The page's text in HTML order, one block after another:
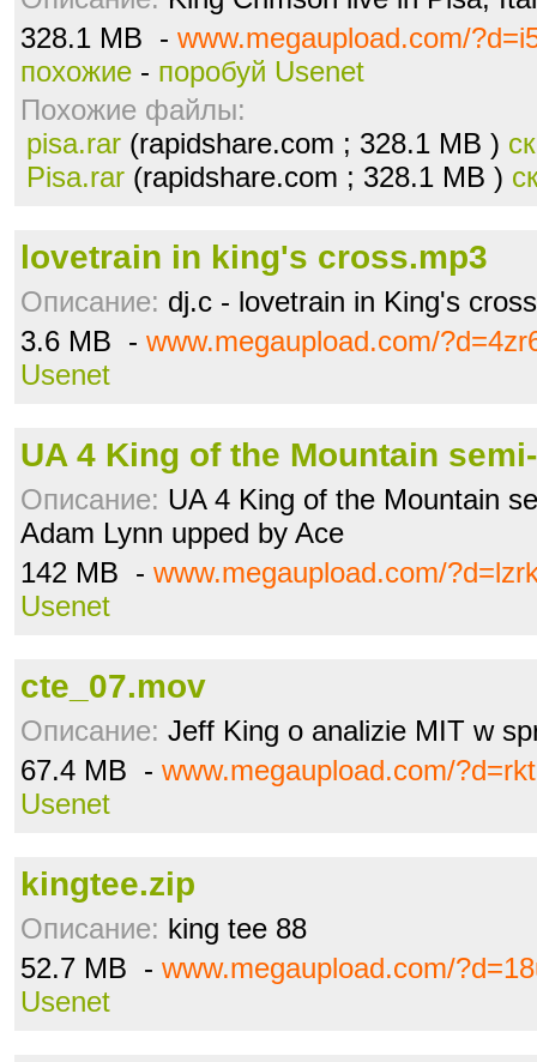
328.1 MB - www.megaupload.com/
похожие - поробуй Usenet
Похожие файлы:
pisa.rar (rapidshare.com ; 328.1 MB )
Pisa.rar (rapidshare.com ; 328.1 MB )
lovetrain in king's cross.mp3
Описание: dj.c - lovetrain in King's cross
3.6 MB - www.megaupload.com/
Usenet
UA 4 King of the Mountain
Описание: UA 4 King of the Mountain
Adam Lynn upped by Ace
142 MB - www.megaupload.com/
Usenet
cte_07.mov
Описание: Jeff King o analizie MIT w
67.4 MB - www.megaupload.com/
Usenet
kingtee.zip
Описание: king tee 88
52.7 MB - www.megaupload.com/
Usenet